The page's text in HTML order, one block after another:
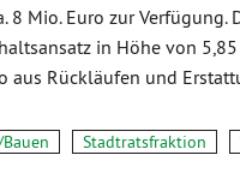
8 Mio. Euro zur Verfügung.
in Höhe von
aus Rückläufen und
Stadtratsfraktion